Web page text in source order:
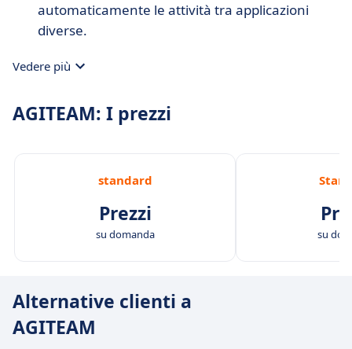
automaticamente le attività tra applicazioni
diverse.
Vedere più
AGITEAM: I prezzi
standard
Prezzi
su domanda su
Alternative clienti a
AGITEAM